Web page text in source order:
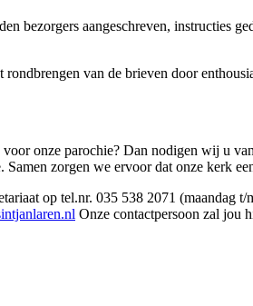
bezorgers aangeschreven, instructies
rondbrengen van de brieven door
onze parochie? Dan nodigen wij u
Samen zorgen we ervoor dat onze kerk
op tel.nr. 035 538 2071 (maandag
Onze contactpersoon zal jou